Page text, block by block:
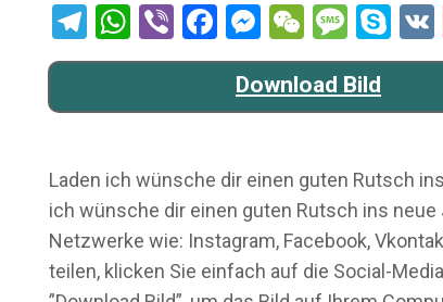
Telegram
WhatsApp
ViberFacebook
Messenger
WeChat
Download Bild
Laden ich wünsche dir einen guten Rutsch
ich wünsche dir einen guten Rutsch ins
Netzwerke wie: Instagram, Facebook,
teilen, klicken Sie einfach auf die Social-